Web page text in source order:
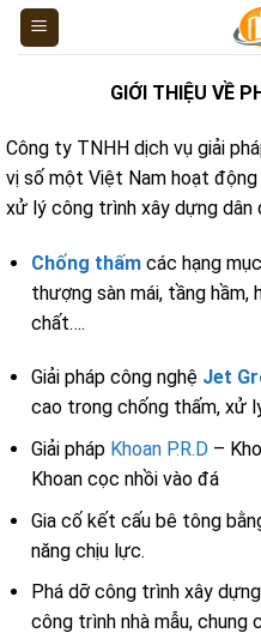
Skip
GIỚI THIỆU VỀ
Công ty TNHH dịch vụ giải
vị số một Việt Nam hoạt
xử lý công trình xây dựng dân
Chống thấmcác hạng
thượng sàn mái, tầng hầm,
chất….
Giải pháp công nghệ Jet
cao trong chống thấm, xử
Giải pháp Khoan P.R.D–
Khoan cọc nhồi vào đá
Gia cố kết cấu bê tông
năng chịu lực.
Phá dỡ công trình xây
công trình nhà mẫu, chung